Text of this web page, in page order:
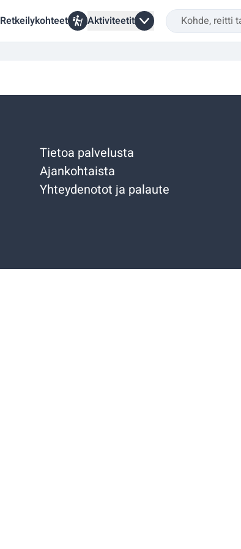
Retkeilykohteet Aktiviteetit
Tietoa palvelusta
Ajankohtaista
Yhteydenotot ja palaute